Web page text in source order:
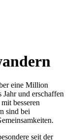
eine Million
Jahr und erschaffen
besseren
sind bei
seit der